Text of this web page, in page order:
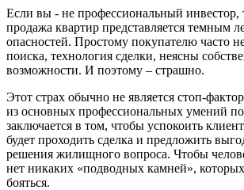
Если вы - не профессиональный инвестор,
продажа квартир представляется темным
опасностей. Простому покупателю часто
поиска, технология сделки, неясны
возможности. И поэтому – страшно.
Этот страх обычно не является стоп-
из основных профессиональных умений
заключается в том, чтобы успокоить
будет проходить сделка и предложить
решения жилищного вопроса. Чтобы
нет никаких «подводных камней»,
бояться.